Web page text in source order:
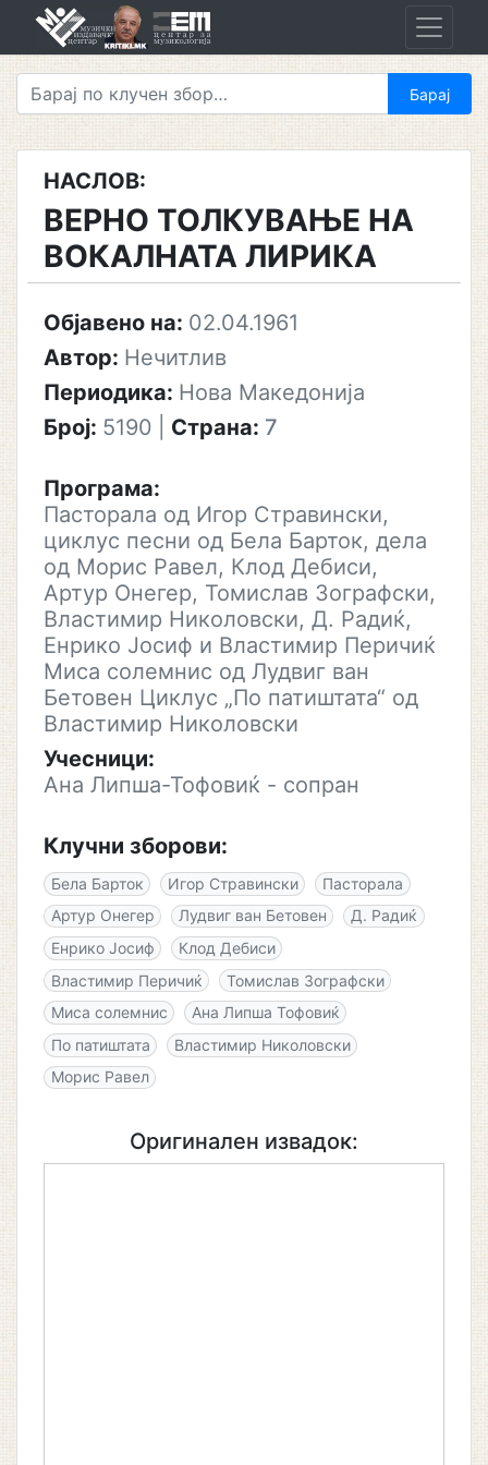
НАСЛОВ:
ВЕРНО ТОЛКУВАЊЕ НА
ВОКАЛНАТА ЛИРИКА
Објавено на: 02.04.1961
Автор: Нечитлив
Периодика: Нова Македонија
Број: 5190 Страна: 7
Програма:
Пасторала од Игор Стравински,
циклус песни од Бела Барток, дела
од Морис Равел, Клод Дебиси,
Артур Онегер, Томислав Зографски,
Властимир Николовски, Д. Радиќ,
Енрико Јосиф и Властимир Перичиќ
Миса солемнис од Лудвиг ван
Бетовен Циклус „По патиштата“ од
Властимир Николовски
Учесници:
Ана Липша-Тофовиќ - сопран
Клучни зборови:
Бела Барток Игор Стравински
Пасторала
Артур Онегер
Лудвиг ван Бетовен
Д. Радиќ
Енрико Јосиф
Клод Дебиси
Властимир Перичиќ
Томислав Зографски
Миса солемнис
Ана Липша Тофовиќ
По патиштата
Властимир Николовски
Морис Равел
Оригинален извадок: